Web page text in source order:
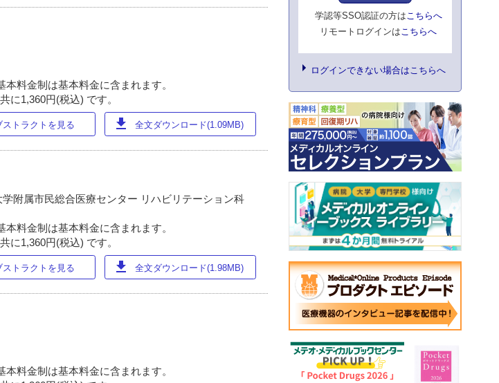
料金制は基本料金に含まれます。
に1,360円(税込) です。
ストラクトを見る download 全文ダウンロード(1.09MB)
附属市民総合医療センター リハビリテーション科
料金制は基本料金に含まれます。
に1,360円(税込) です。
ストラクトを見る download 全文ダウンロード(1.98MB)
料金制は基本料金に含まれます。
学認等SSO認証の方はこちらへ
リモートログインはこちらへ
ログインできない場合はこちらへ